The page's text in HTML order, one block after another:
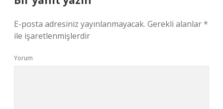
E-posta adresiniz yayınlanmayacak. Gerekli alanlar*
ile işaretlenmişlerdir
Yorum